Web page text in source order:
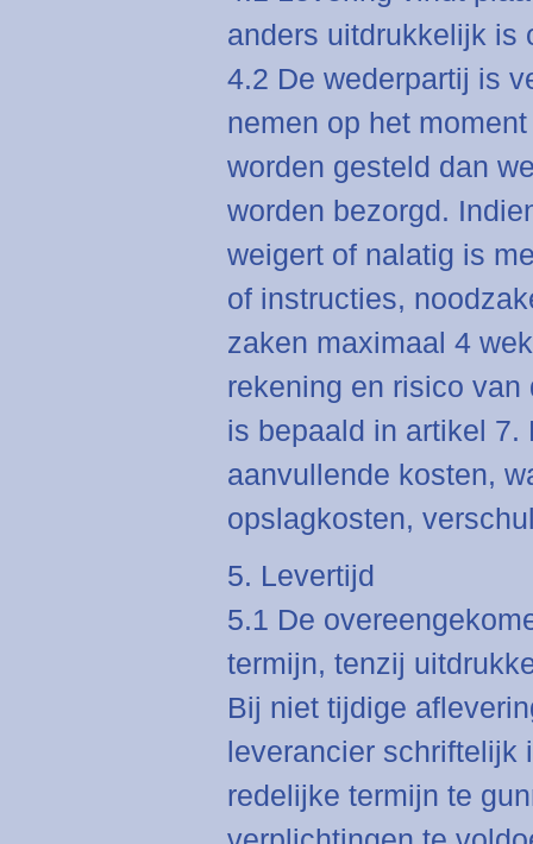
anders uitdrukkelijk is
4.2 De wederpartij is
nemen op het
worden gesteld dan
worden bezorgd.
weigert of nalatig is
of instructies,
zaken maximaal 4
rekening en risico
is bepaald in artikel 7.
aanvullende kosten,
opslagkosten,
5. Levertijd
5.1 De
termijn, tenzij
Bij niet tijdige
leverancier
redelijke termijn te